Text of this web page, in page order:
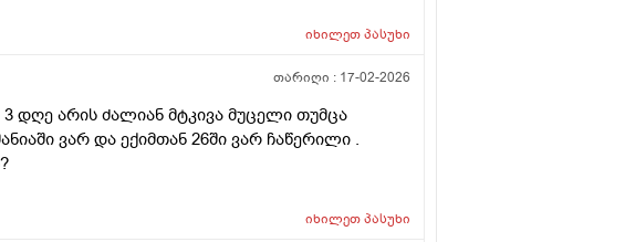
იხილეთპასუხი
თარიღი : 17-02-2026
დღე არის ძალიან მტკივა მუცელი თუმცა
ვარ და ექიმთან 26ში ვარ ჩაწერილი .
იხილეთპასუხი